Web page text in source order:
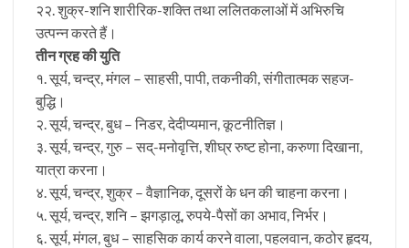
२२. शुक्र-शनि शारीरिक-शक्ति तथा ललितकलाओं में अभिरुचि
उत्पन्न करते हैं।
तीन ग्रह की युति
१. सूर्य, चन्द्र, मंगल – साहसी, पापी, तकनीकी, संगीतात्मक सहज-
बुद्धि।
२. सूर्य, चन्द्र, बुध – निडर, देदीप्यमान, कूटनीतिज्ञ।
३. सूर्य, चन्द्र, गुरु – सद्-मनोवृत्ति, शीघ्र रुष्ट होना, करुणा दिखाना,
यात्रा करना।
४. सूर्य, चन्द्र, शुक्र – वैज्ञानिक, दूसरों के धन की चाहना करना।
५. सूर्य, चन्द्र, शनि – झगड़ालू, रुपये-पैसों का अभाव, निर्भर।
६. सूर्य, मंगल, बुध – साहसिक कार्य करने वाला, पहलवान, कठोर हृदय,